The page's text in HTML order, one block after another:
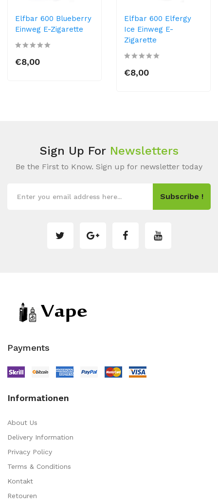
Elfbar 600 Blueberry
Einweg E-Zigarette
€8,00
Elfbar 600 Elfergy
Ice Einweg E-
Zigarette
€8,00
Sign Up For Newsletters
Be the First to Know. Sign up for newsletter today
Subscribe !
Payments
Informationen
About Us
Delivery Information
Privacy Policy
Terms & Conditions
Kontakt
Retouren